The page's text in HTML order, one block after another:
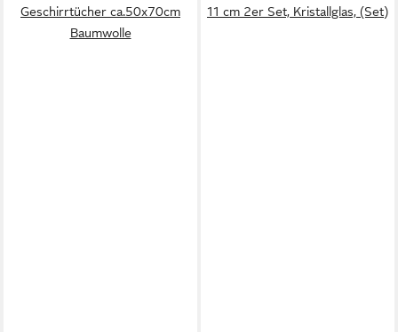
Geschirrtücher ca.50x70cm
Baumwolle
11 cm 2er Set, Kristallglas, (Set)